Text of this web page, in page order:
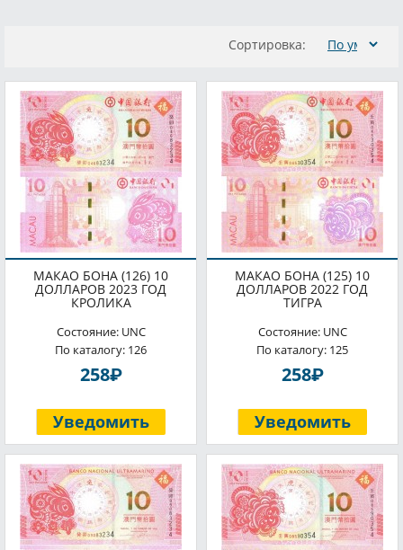
Сортировка:
МАКАО БОНА (126) 10
ДОЛЛАРОВ 2023 ГОД
КРОЛИКА
Состояние: UNC
По каталогу: 126
258P
Уведомить
МАКАО БОНА (125) 10
ДОЛЛАРОВ 2022 ГОД
ТИГРА
Состояние: UNC
По каталогу: 125
258P
Уведомить